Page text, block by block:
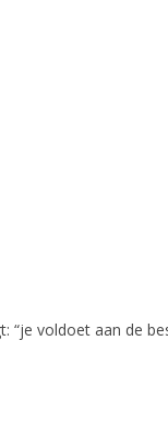
“je voldoet aan de